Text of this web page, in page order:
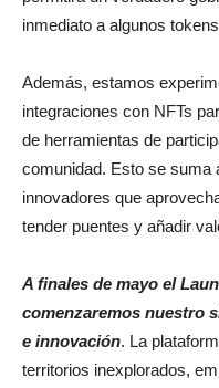
inmediato a algunos
Además, estamos
integraciones con NFTs
de herramientas de
comunidad. Esto se suma
innovadores que
tender puentes y añadir
A finales de mayo el
comenzaremos nuestro
e innovación. La
territorios inexplorados,